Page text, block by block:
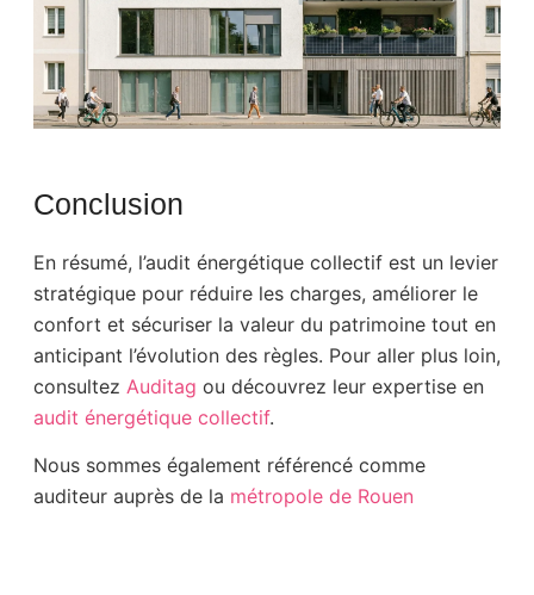
Conclusion
En résumé, l’audit énergétique collectif est un levier
stratégique pour réduire les charges, améliorer le
confort et sécuriser la valeur du patrimoine tout en
anticipant l’évolution des règles. Pour aller plus loin,
consultez Auditag ou découvrez leur expertise en
audit énergétique collectif.
Nous sommes également référencé comme
auditeur auprès de la métropole de Rouen